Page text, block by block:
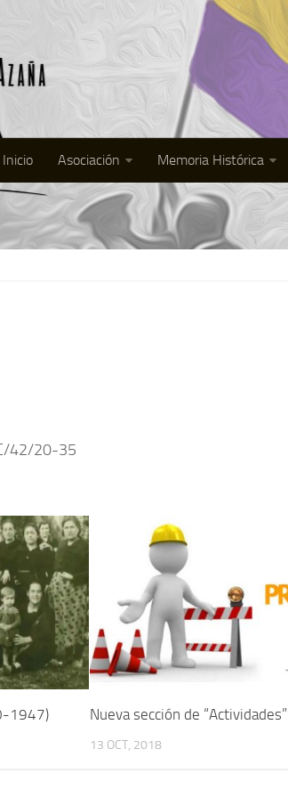
Inicio Asociación Memoria Histórica
42/20-35
1947) Nueva sección de “Actividades”
13 OCT, 2018